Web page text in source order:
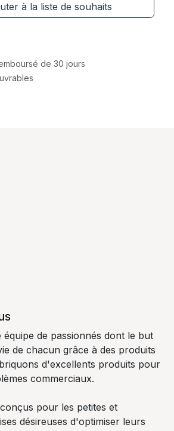
à la liste de souhaits
de 30 jours
équipe de passionnés dont le but
de chacun grâce à des produits
d'excellents produits pour
commerciaux.
pour les petites et
désireuses d'optimiser leurs